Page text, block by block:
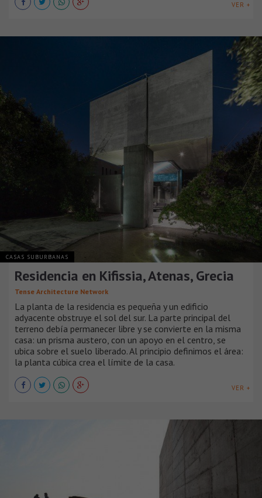
VER +
CASAS SUBURBANAS
Residencia en Kifissia, Atenas, Grecia
Tense Architecture Network
La planta de la residencia es pequeña y un edificio
adyacente obstruye el sol del sur. La parte principal del
terreno debía permanecer libre y se convierte en la misma
casa: un prisma austero, con un apoyo en el centro, se
ubica sobre el suelo liberado. Al principio definimos el área:
la planta cúbica crea el límite de la casa.
VER +